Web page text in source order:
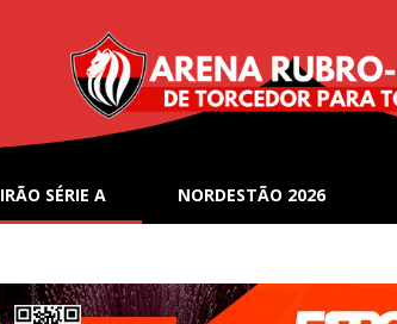
SÉRIE A NORDESTÃO 2026